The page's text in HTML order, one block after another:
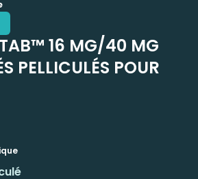
16 MG/40 MG
PELLICULÉS POUR